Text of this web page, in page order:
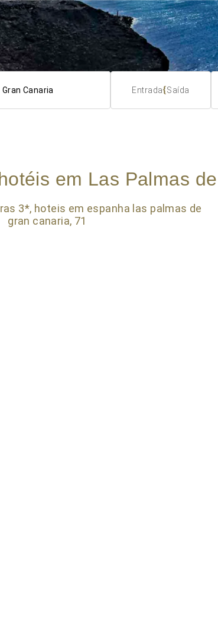
Entrada{Saída
em Las Palmas